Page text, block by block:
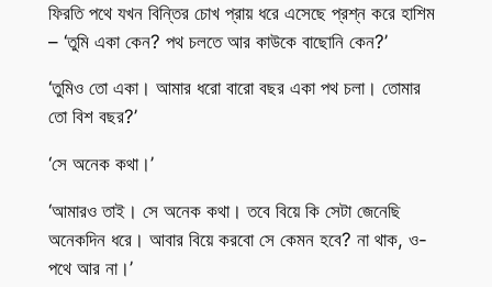
ফিরতি পথে যখন বিন্তির চোখ প্রায় ধরে এসেছে প্রশ্ন করে হাশিম
– ‘তুমি একা কেন? পথ চলতে আর কাউকে বাছোনি কেন?’
‘তুমিও তো একা। আমার ধরো বারো বছর একা পথ চলা। তোমার
তো বিশ বছর?’
‘সে অনেক কথা।’
‘আমারও তাই। সে অনেক কথা। তবে বিয়ে কি সেটা জেনেছি
অনেকদিন ধরে। আবার বিয়ে করবো সে কেমন হবে? না থাক, ও-
পথে আর না।’